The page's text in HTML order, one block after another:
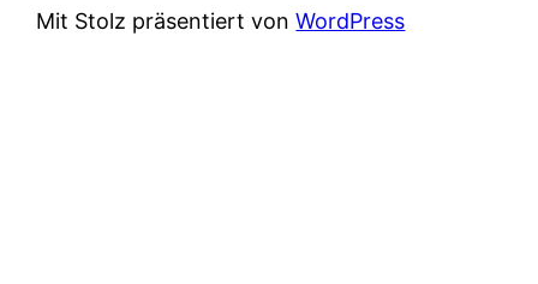
Mit Stolz präsentiert vonWordPress